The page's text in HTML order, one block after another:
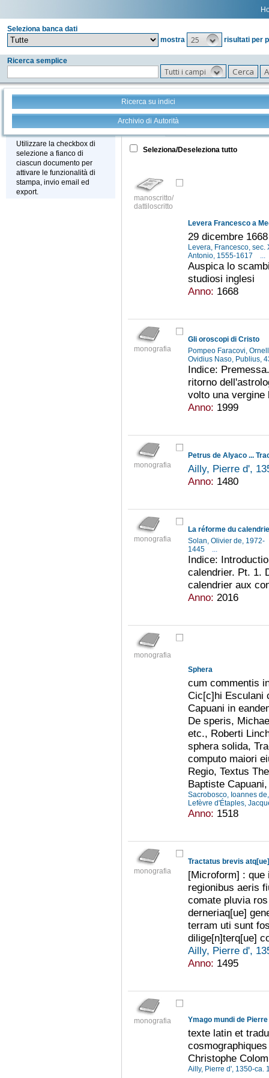
Seleziona banca dati
mostra
25 risultati per
Ricerca semplice
Tutti i campi
Ricerca su indici
Archivio di Autorità
Stampa - Email - Export
Utilizzare la checkbox di
selezione a fianco di
ciascun documento per
attivare le funzionalità di
stampa, invio email ed
export.
Tutto +
Seleziona/Deseleziona tutto
manoscritto/
dattiloscritto
Levera Francesco a
29 dicembre 1668
Levera, Francesco, sec.
Antonio, 1555-1617
...
Auspica lo
studiosi inglesi
Anno: 1668
monografia
Gli oroscopi di Cristo
Pompeo Faracovi,
Ovidius Naso, Publius,
Indice:
ritorno
volto una
Anno: 1999
monografia
Ailly, Pierre d',
Anno: 1480
monografia
La réforme du
Solan, Olivier de, 1972-
1445
...
Indice:
calendrier. Pt. 1.
calendrier aux
Anno: 2016
monografia
Sphera
cum commentis
Cic[c]hi Esculani
Capuani in
De speris,
etc., Roberti
sphera solida,
computo maiori
Regio, Textus
Baptiste
Sacrobosco, Ioannes
Lefèvre d'Étaples,
Anno: 1518
monografia
[Microform] : que
regionibus aeris
comate pluvia
derneriaq[ue]
terram uti sunt
dilige[n]terq[ue]
Ailly, Pierre d',
Anno: 1495
monografia Ymago mundi de
texte latin et
Christophe
Ailly, Pierre d', 1350-ca.